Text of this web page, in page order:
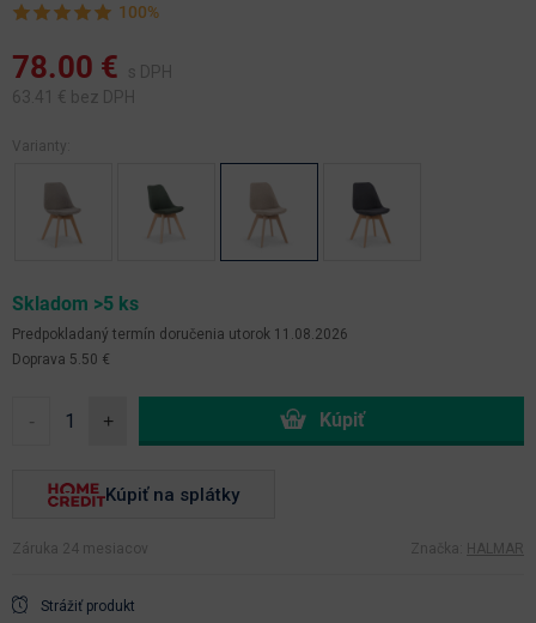
100%
78.00 €
s DPH
63.41 € bez DPH
Varianty:
Skladom >5 ks
Predpokladaný termín doručenia utorok 11.08.2026
Doprava 5.50 €
- +
Kúpiť na splátky
Záruka 24 mesiacov Značka: HALMAR
Strážiť produkt